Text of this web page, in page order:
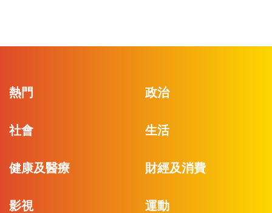
熱門 政治
社會 生活
健康及醫療 財經及消費
影視 運動